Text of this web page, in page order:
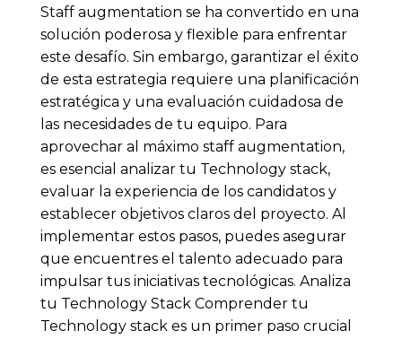
Staff augmentation se ha convertido en una
solución poderosa y flexible para enfrentar
este desafío. Sin embargo, garantizar el éxito
de esta estrategia requiere una planificación
estratégica y una evaluación cuidadosa de
las necesidades de tu equipo. Para
aprovechar al máximo staff augmentation,
es esencial analizar tu Technology stack,
evaluar la experiencia de los candidatos y
establecer objetivos claros del proyecto. Al
implementar estos pasos, puedes asegurar
que encuentres el talento adecuado para
impulsar tus iniciativas tecnológicas. Analiza
tu Technology Stack Comprender tu
Technology stack es un primer paso crucial